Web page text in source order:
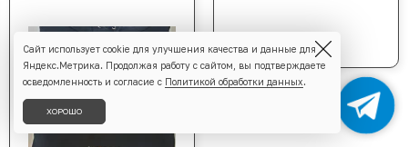
★★★★★
Сайт использует cookie для улучшения качества и данные для
Яндекс.Метрика. Продолжая работу с сайтом, вы подтверждаете
осведомленность и согласие с Политикой обработки данных.
ХОРОШО